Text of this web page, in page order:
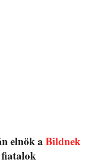
elnök a Bildnek